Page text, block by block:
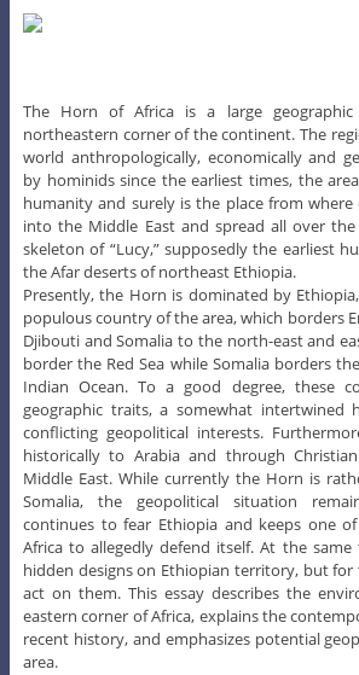
The Horn of Africa is a large
northeastern corner of the continent. The
world anthropologically, economically and
by hominids since the earliest times, the
humanity and surely is the place from where
into the Middle East and spread all over
skeleton of “Lucy,” supposedly the earliest
the Afar deserts of northeast Ethiopia.
Presently, the Horn is dominated by
populous country of the area, which borders
Djibouti and Somalia to the north-east and
border the Red Sea while Somalia borders
Indian Ocean. To a good degree, these
geographic traits, a somewhat intertwined
conflicting geopolitical interests.
historically to Arabia and through
Middle East. While currently the Horn is
Somalia, the geopolitical situation
continues to fear Ethiopia and keeps one
Africa to allegedly defend itself. At the same
hidden designs on Ethiopian territory, but
act on them. This essay describes the
eastern corner of Africa, explains the
recent history, and emphasizes potential
area.